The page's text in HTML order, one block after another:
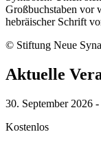
© Stiftung Neue
Aktuelle
30. September 2026 -
Kostenlos